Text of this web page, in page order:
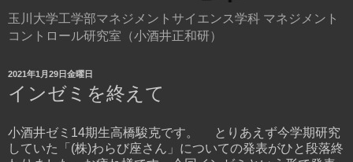
玉川大学工学部マネジメントサイエンス学科 マネジメント
コントロール研究室（小酒井正和研）
2021年1月29日金曜日
インゼミを終えて
小酒井ゼミ14期生高橋駿克です。 とりあえず今学期研究
していた「(株)わらび座さん」についての発表がひと段落終